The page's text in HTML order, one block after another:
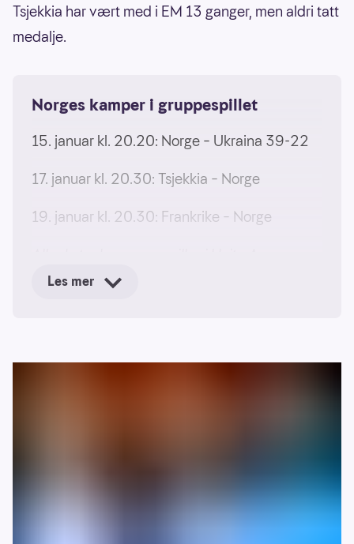
Tsjekkia har vært med i EM 13 ganger, men aldri tatt
medalje.
Norges kamper i gruppespillet
15. januar kl. 20.20: Norge – Ukraina 39-22
17. januar kl. 20.30: Tsjekkia – Norge
19. januar kl. 20.30: Frankrike – Norge
Les mer